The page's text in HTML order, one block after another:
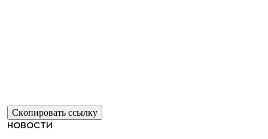
Скопировать ссылку
НОВОСТИ